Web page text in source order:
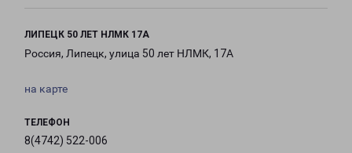
ЛИПЕЦК 50 ЛЕТ НЛМК 17А
Россия, Липецк, улица 50 лет НЛМК, 17А
на карте
ТЕЛЕФОН
8(4742) 522-006